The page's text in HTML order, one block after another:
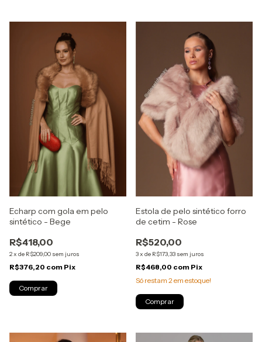
Echarp com gola em pelo
sintético - Bege
R$418,00
2x de R$209,00 sem juros
R$376,20 com Pix
Comprar
Estola de pelo sintético forro
de cetim - Rose
R$520,00
3x de R$173,33 sem juros
R$468,00 com Pix
Só restam 2 em estoque!
Comprar